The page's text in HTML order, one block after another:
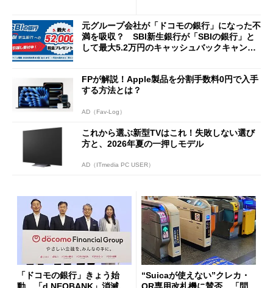
元グループ会社が「ドコモの銀行」になった不
満を吸収？ SBI新生銀行が「SBIの銀行」と
して最大5.2万円のキャッシュバックキャンペ
FPが解説！Apple製品を分割手数料0円で入手
する方法とは？
AD（Fav-Log）
これから選ぶ新型TVはこれ！失敗しない選び
方と、2026年夏の一押しモデル
AD（ITmedia PC USER）
「ドコモの銀行」きょう始
“Suicaが使えない”クレカ・